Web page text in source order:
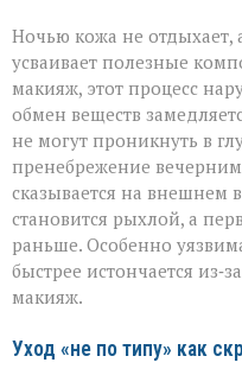
Ночью кожа не отдыхает,
усваивает полезные
макияж, этот процесс
обмен веществ
не могут проникнуть в
пренебрежение
сказывается на внешнем
становится рыхлой, а
раньше. Особенно
быстрее истончается
макияж.
Уход «не по типу» как